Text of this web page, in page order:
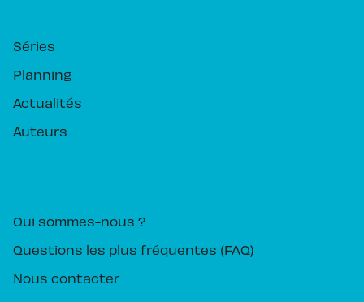
Séries
Planning
Actualités
Auteurs
Qui sommes-nous ?
Questions les plus fréquentes (FAQ)
Nous contacter